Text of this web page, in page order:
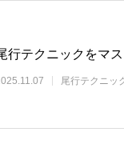
行テクニックをマス
尾行テクニッ